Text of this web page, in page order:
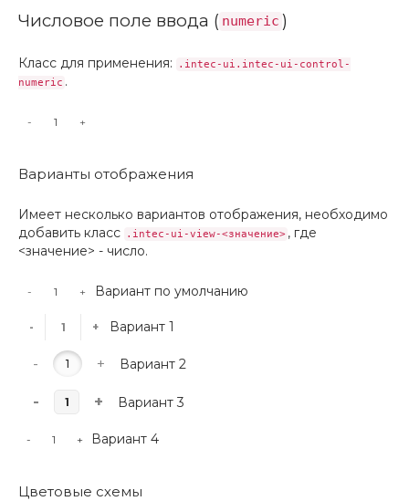
Числовое поле ввода ( numeric )
Класс для применения:
.intec-ui.intec-ui-control-
numeric .
- +
Варианты отображения
Имеет несколько вариантов отображения, необходимо
добавить класс
.intec-ui-view-<значение> , где
<значение> - число.
- + Вариант по умолчанию
- + Вариант 1
- + Вариант 2
- + Вариант 3
- + Вариант 4
Цветовые схемы